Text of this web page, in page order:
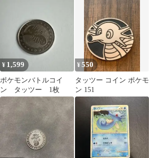
¥ 1,599
ポケモンバトルコイ
ン タッツー 1枚
¥550
タッツー コイン ポケモ
ン 151